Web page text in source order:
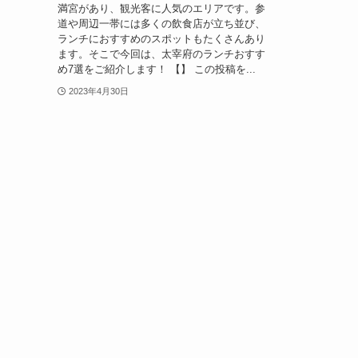
満宮があり、観光客に人気のエリアです。参
道や周辺一帯には多くの飲食店が立ち並び、
ランチにおすすめのスポットもたくさんあり
ます。そこで今回は、太宰府のランチおすす
め7選をご紹介します！ 【】 この投稿を...
2023年4月30日